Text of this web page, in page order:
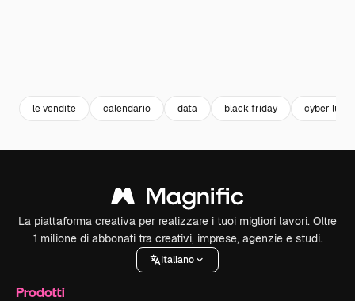
le vendite calendario data black friday cyber
La piattaforma creativa per realizzare i tuoi migliori lavori. Oltre
1 milione di abbonati tra creativi, imprese, agenzie e studi.
Italiano
Prodotti